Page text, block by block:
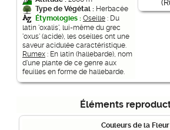
Type de Végétal : Herbacée
Étymologies : Oseille : Du
latin 'oxalis', lui-même du grec
'oxus' (acide), les oseilles ont une
saveur acidulée caractéristique.
Rumex : En latin (hallebarde), nom
d'une plante de ce genre aux
feuilles en forme de hallebarde.
Éléments
Couleurs de la Fleur